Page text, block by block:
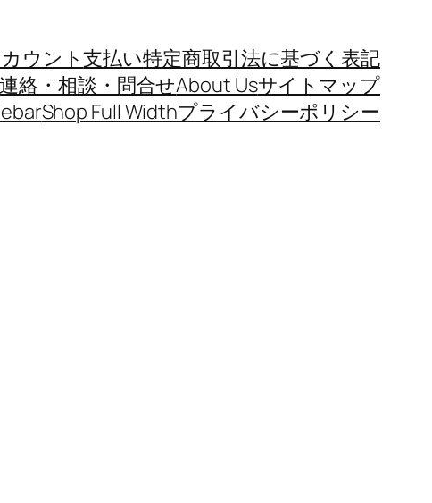
ウント支払い特定商取引法に基づく表記
絡・相談・問合せAbout Usサイトマップ
Shop Full Widthプライバシーポリシー